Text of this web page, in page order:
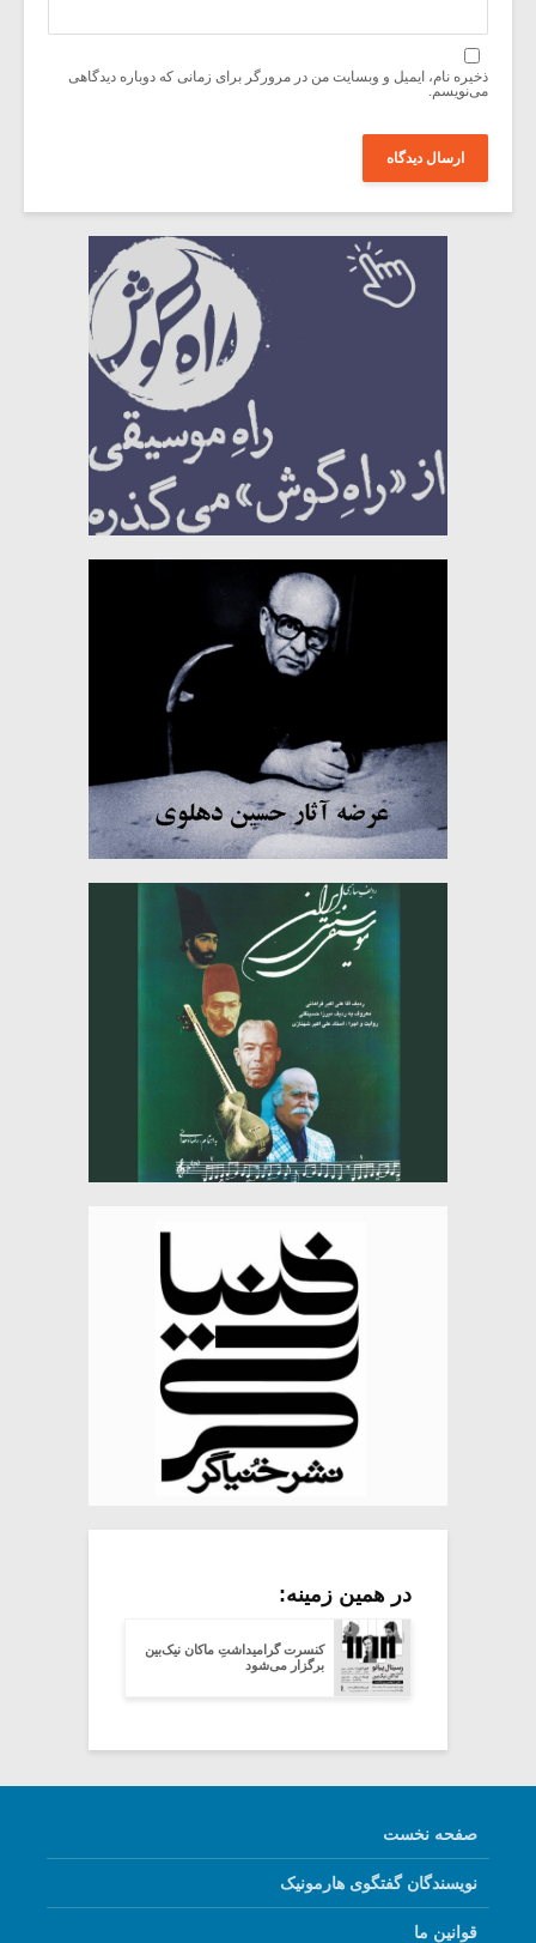
ذخیره نام، ایمیل و وبسایت من در مرورگر برای زمانی که دوباره دیدگاهی
می‌نویسم.
در همین زمینه:
کنسرت گرامیداشتِ ماکان نیک‌بین
برگزار می‌شود
صفحه نخست
نویسندگان گفتگوی هارمونیک
قوانین ما